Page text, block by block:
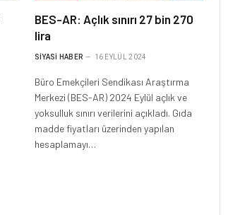
BES-AR: Açlık sınırı 27 bin 270
lira
SIYASI HABER 16 EYLÜL 2024
Büro Emekçileri Sendikası Araştırma
Merkezi (BES-AR) 2024 Eylül açlık ve
yoksulluk sınırı verilerini açıkladı. Gıda
madde fiyatları üzerinden yapılan
hesaplamayı…